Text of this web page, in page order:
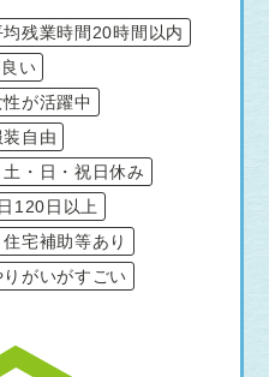
均残業時間20時間以内
い
性が活躍中
装自由
土・日・祝日休み
120日以上
宅補助等あり
りがいがすごい